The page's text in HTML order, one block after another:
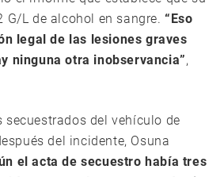
G/L de alcohol en sangre.“Eso
legal de las lesiones graves
ninguna otra inobservancia”,
secuestrados del vehículo de
del incidente, Osuna
el acta de secuestro había tres